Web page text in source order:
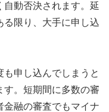
自動否決されます。延
限り、大手に申し込
申し込んでしまうと
す。短期間に多数の審
融の審査でもマイナ